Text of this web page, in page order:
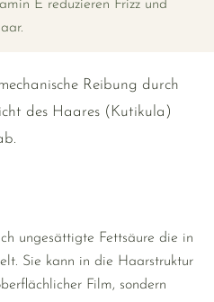
E reduzieren Frizz und
Reibung durch
des Haares (Kutikula)
ungesättigte Fettsäure die in
Sie kann in die Haarstruktur
Film, sondern